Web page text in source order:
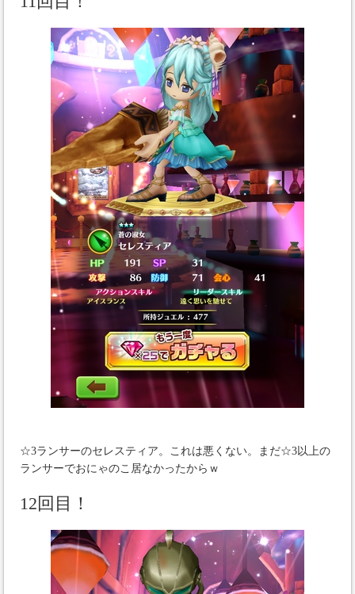
☆3ランサーのセレスティア。これは悪くない。まだ☆3以上の
ランサーでおにゃのこ居なかったからｗ
12回目！